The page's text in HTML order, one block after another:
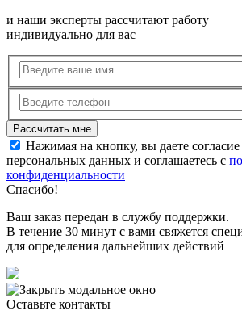
и наши эксперты рассчитают работу
индивидуально для вас
Нажимая на кнопку, вы даете
персональных данных и соглашаетесь с
конфиденциальности
Спасибо!
Ваш заказ передан в службу поддержки.
В течение 30 минут с вами свяжется
для определения дальнейших действий
Оставьте контакты